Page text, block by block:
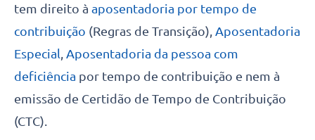
tem direito à aposentadoria por tempo de
contribuição (Regras de Transição), Aposentadoria
Especial Aposentadoria da pessoa com
deficiência por tempo de contribuição e nem à
emissão de Certidão de Tempo de Contribuição
(CTC).